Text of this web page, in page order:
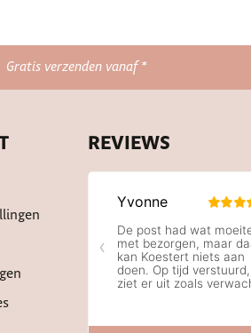
Gratis verzenden vanaf *
REVIEWS